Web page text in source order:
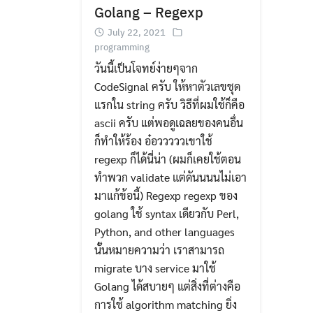
Golang – Regexp
July 22, 2021
programming
วันนี้เป็นโจทย์ง่ายๆจาก
CodeSignal ครับ ให้หาตัวเลขชุด
แรกใน string ครับ วิธีที่ผมใช้ก็คือ
ascii ครับ แต่พอดูเฉลยของคนอื่น
ก็ทำให้ร้อง อ๋อวววววเขาใช้
regexp ก็ได้นี่น่า (ผมก็เคยใช้ตอน
ทำพวก validate แต่ดันนนนไม่เอา
มาแก้ข้อนี้) Regexp regexp ของ
golang ใช้ syntax เดียวกับ Perl,
Python, and other languages
นั้นหมายความว่า เราสามารถ
migrate บาง service มาใช้
Golang ได้สบายๆ แต่สิ่งที่ต่างคือ
การใช้ algorithm matching ยิ่ง